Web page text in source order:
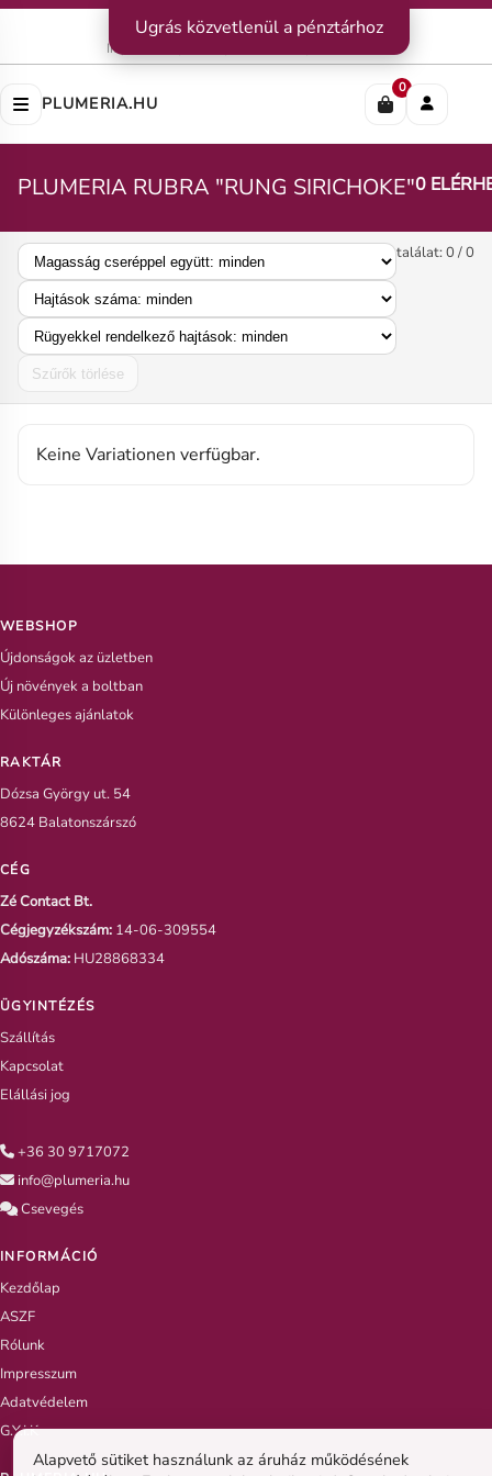
Kapcsolat| Szállítás|Fizetési módok
Impresszum
PLUMERIA.HU
0
PLUMERIA RUBRA "RUNG SIRICHOKE"0
Szűrők törlése
találat: 0 / 0
Keine Variationen verfügbar.
WEBSHOP
Újdonságok az üzletben
Új növények a boltban
Különleges ajánlatok
RAKTÁR
Dózsa György ut. 54
8624 Balatonszárszó
CÉG
Zé Contact Bt.
Cégjegyzékszám: 14-06-309554
Adószáma: HU28868334
ÜGYINTÉZÉS
Szállítás
Kapcsolat
Elállási jog
+36 30 9717072
info@plumeria.hu
Csevegés
INFORMÁCIÓ
Kezdőlap
ASZF
Rólunk
Impresszum
Adatvédelem
G.Y.I.K
Ugrás közvetlenül a pénztárhoz
Alapvető sütiket használunk az áruház működésének